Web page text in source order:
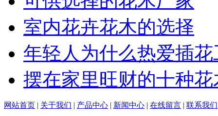
室内花卉花木的选择
年轻人为什么热爱插
摆在家里旺财的十种花
网站首页 | 关于我们 | 产品中心 | 新闻中心 | 在线留言 | 联系我们